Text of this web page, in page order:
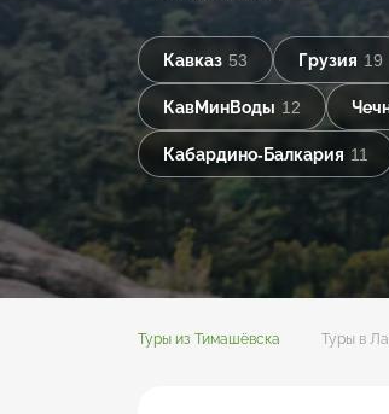
Кавказ 53 Грузия 19
КавМинВоды 12
Кабардино-Балкария 11
Туры из Тимашёвска Туры в